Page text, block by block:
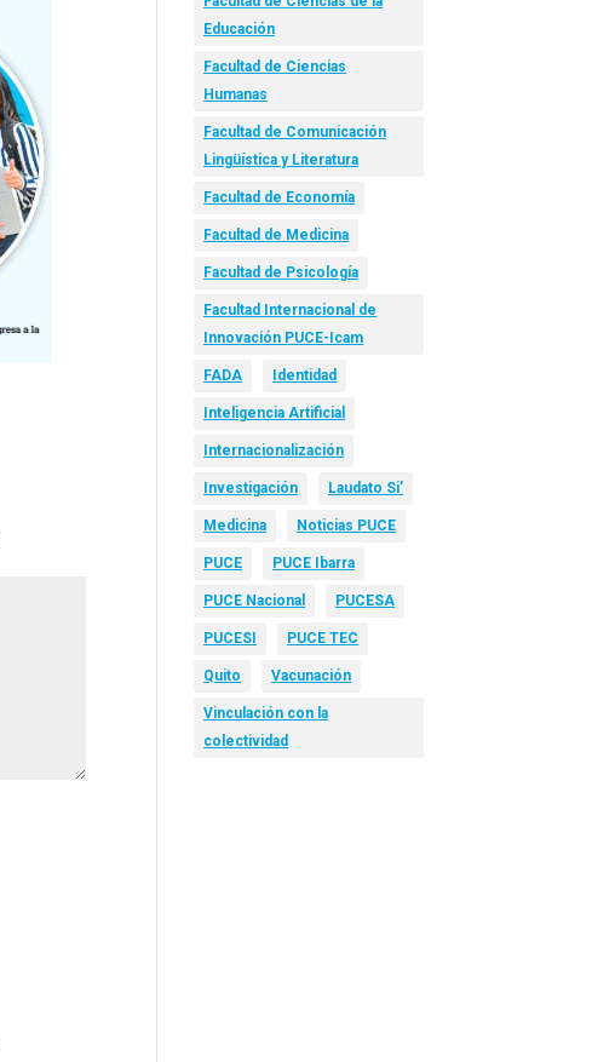
Educación
Facultad de Ciencias
Humanas
Facultad de Comunicación
Lingüística y Literatura
Facultad de Economía
Facultad de Medicina
Facultad de Psicología
Facultad Internacional de
Innovación PUCE-Icam
FADA Identidad
Inteligencia Artificial
Internacionalización
Investigación Laudato Si’
Medicina Noticias PUCE
PUCE PUCE Ibarra
PUCE Nacional PUCESA
PUCESI PUCE TEC
Quito Vacunación
Vinculación con la
colectividad